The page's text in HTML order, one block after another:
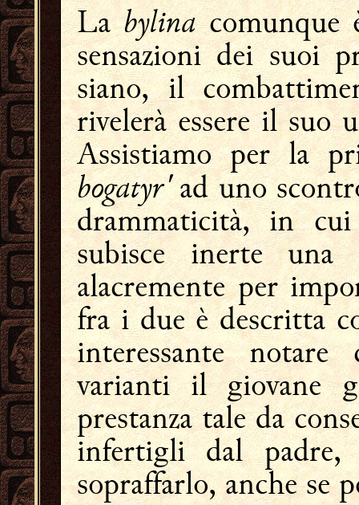
Labylinacomunque
sensazioni dei suoi
siano, il
rivelerà essere il suo
Assistiamo per la
bogatyr'ad uno
drammaticità, in
subisce inerte
alacremente per
fra i due è descritta
interessante
varianti il giovane
prestanza tale da
infertigli dal
sopraffarlo, anche se